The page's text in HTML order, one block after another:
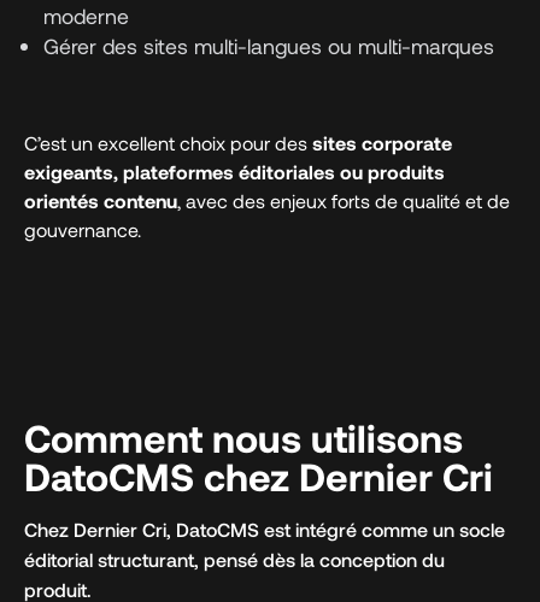
moderne
Gérer des sites multi-langues ou multi-marques
C’est un excellent choix pour des sites corporate
exigeants, plateformes éditoriales ou produits
orientés contenu , avec des enjeux forts de qualité et de
gouvernance.
Comment nous utilisons
DatoCMS chez Dernier Cri
Chez Dernier Cri, DatoCMS est intégré comme un socle
éditorial structurant, pensé dès la conception du
produit.